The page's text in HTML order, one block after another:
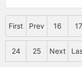
First Prev 16 17
24 25 Next